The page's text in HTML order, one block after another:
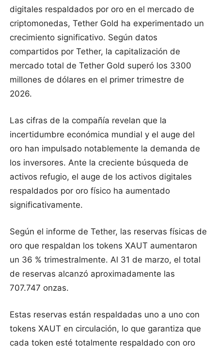
digitales respaldados por oro en el mercado de
criptomonedas, Tether Gold ha experimentado un
crecimiento significativo. Según datos
compartidos por Tether, la capitalización de
mercado total de Tether Gold superó los 3300
millones de dólares en el primer trimestre de
2026.
Las cifras de la compañía revelan que la
incertidumbre económica mundial y el auge del
oro han impulsado notablemente la demanda de
los inversores. Ante la creciente búsqueda de
activos refugio, el auge de los activos digitales
respaldados por oro físico ha aumentado
significativamente.
Según el informe de Tether, las reservas físicas de
oro que respaldan los tokens XAUT aumentaron
un 36 % trimestralmente. Al 31 de marzo, el total
de reservas alcanzó aproximadamente las
707.747 onzas.
Estas reservas están respaldadas uno a uno con
tokens XAUT en circulación, lo que garantiza que
cada token esté totalmente respaldado con oro